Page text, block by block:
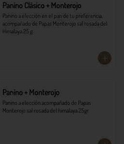
Panino Clásico + Monterojo
Panino a elección en el pan de tu preferencia,
acompañado de Papas Monterojo sal rosada del
Himalaya 25 g.
Panino + Monterojo
Panino a elección acompañado de Papas
Monterojo sal rosada del himalaya 25gr